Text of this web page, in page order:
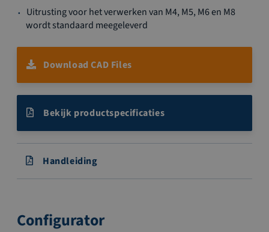
Uitrusting voor het verwerken van M4, M5, M6 en M8
wordt standaard meegeleverd
Download CAD Files
Bekijk productspecificaties
Handleiding
Configurator